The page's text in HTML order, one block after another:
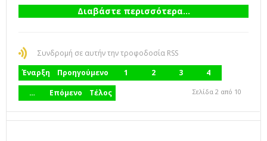
Διαβάστε περισσότερα...
Συνδρομή σε αυτήν την τροφοδοσία RSS
Έναρξη
Προηγούμενο 1 2 3
4
…
Επόμενο Τέλος Σελίδα 2 από 10